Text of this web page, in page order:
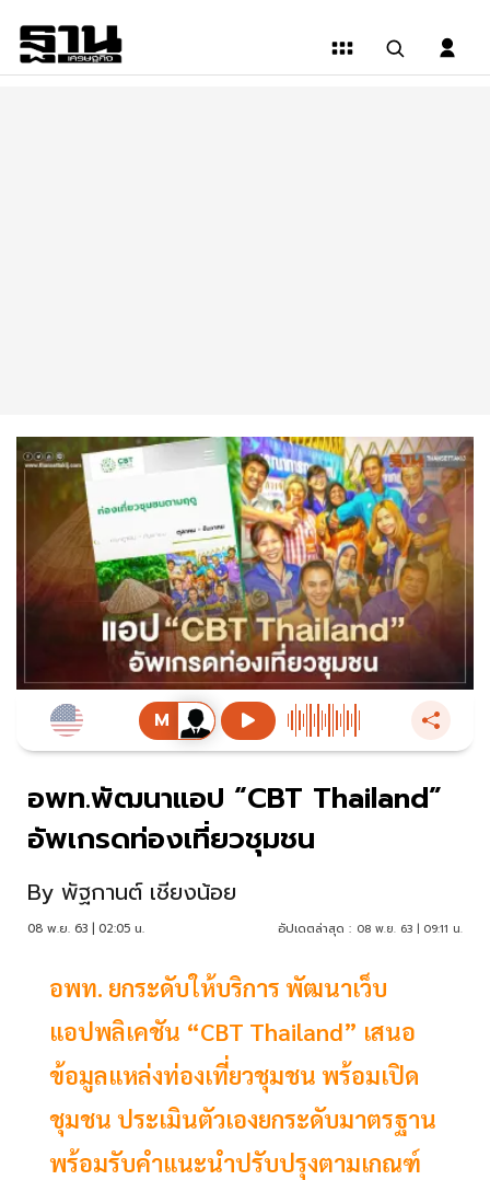
อพท.พัฒนาแอป “CBT Thailand”
อัพเกรดท่องเที่ยวชุมชน
By พัฐกานต์ เชียงน้อย
08 พ.ย. 63 | 02:05 น. อัปเดตล่าสุด : 08 พ.ย. 63 | 09:11 น.
อพท. ยกระดับให้บริการ พัฒนาเว็บ
แอปพลิเคชัน “CBT Thailand” เสนอ
ข้อมูลแหล่งท่องเที่ยวชุมชน พร้อมเปิด
ชุมชน ประเมินตัวเองยกระดับมาตรฐาน
พร้อมรับคำแนะนำปรับปรุงตามเกณฑ์